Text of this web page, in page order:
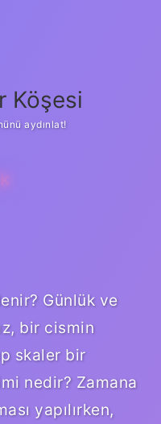
Köşesi
aydınlat!
Günlük ve
bir cismin
skaler bir
nedir? Zamana
yapılırken,